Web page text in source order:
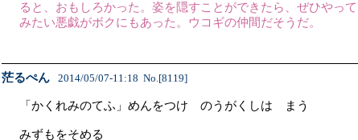
ると、おもしろかった。姿を隠すことができたら、ぜひやって
みたい悪戯がボクにもあった。ウコギの仲間だそうだ。
茫るぺん 2014/05/07-11:18 No.[8119]
「かくれみのてふ」めんをつけ のうがくしは まう
みずもをそめる